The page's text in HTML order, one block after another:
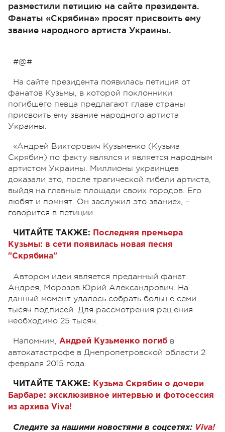
разместили петицию на сайте президента.
Фанаты «Скрябина» просят присвоить ему
звание народного артиста Украины.
#@#
На сайте президента появилась петиция от
фанатов Кузьмы, в которой поклонники
погибшего певца предлагают главе страны
присвоить ему звание народного артиста
Украины.
«Андрей Викторович Кузьменко (Кузьма
Скрябин) по факту являлся и является народным
артистом Украины. Миллионы украинцев
доказали это, после трагической гибели артиста,
выйдя на главные площади своих городов. Его
любят и помнят. Он заслужил это звание», –
говорится в петиции.
ЧИТАЙТЕ ТАКЖЕ:
Последняя премьера
Кузьмы: в сети появилась новая песня
"Скрябина"
Автором идеи является преданный фанат
Андрея, Морозов Юрий Александрович. На
данный момент удалось собрать больше семи
тысяч подписей. Для рассмотрения решения
необходимо 25 тысяч.
Напомним, Андрей Кузьменко погиб в
автокатастрофе в Днепропетровской области 2
февраля 2015 года.
ЧИТАЙТЕ ТАКЖЕ: Кузьма Скрябин о дочери
Барбаре: эксклюзивное интервью и фотосессия
из архива Viva!
Следите за нашими новостями в соцсетях: Viva!